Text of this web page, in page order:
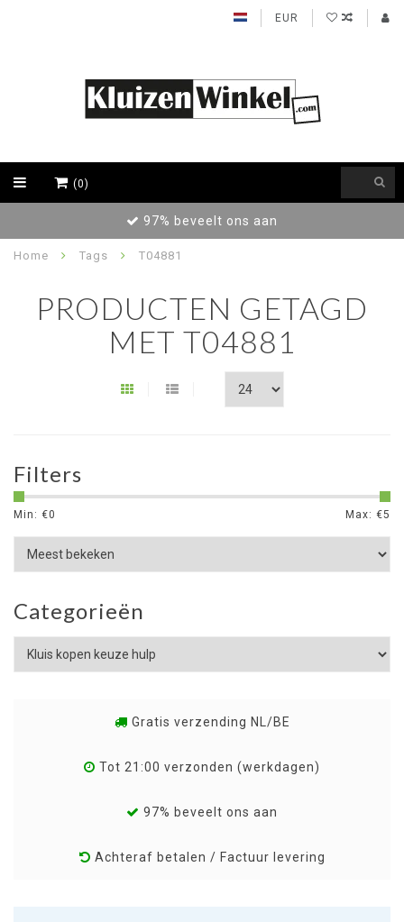
EUR
(0)
97% beveelt ons aan
Home Tags T04881
PRODUCTEN GETAGD
MET T04881
Filters
Min: €0 Max: €5
Categorieën
Gratis verzending NL/BE
Tot 21:00 verzonden (werkdagen)
97% beveelt ons aan
Achteraf betalen / Factuur levering